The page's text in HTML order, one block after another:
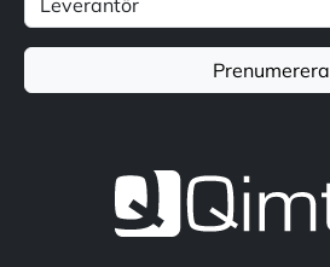
Prenumerera